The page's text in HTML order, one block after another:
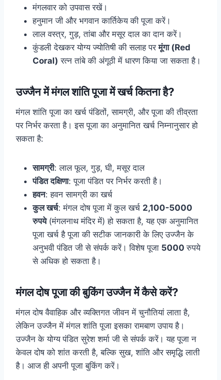
मंगलवार को उपवास रखें।
हनुमान जी और भगवान कार्तिकेय की पूजा करें।
लाल वस्त्र, गुड़, तांबा और मसूर दाल का दान करें।
कुंडली देखकर योग्य ज्योतिषी की सलाह परमूंगा (Red
Coral) रत्न तांबे की अंगूठी में धारण किया जा सकता है।
उज्जैन में मंगल शांति पूजा में खर्च कितना है?
मंगल शांति पूजा का खर्च पंडितों, सामग्री, और पूजा की तीव्रता
पर निर्भर करता है। इस पूजा का अनुमानित खर्च निम्नानुसार हो
सकता है:
सामग्री: लाल फूल, गुड़, घी, मसूर दाल
पंडित दक्षिणा: पूजा पंडित पर निर्भर करती है।
हवन: हवन सामग्री का खर्च
कुल खर्च: मंगल दोष पूजा में कुल खर्च 2,100-5000
रुपये(मंगलनाथ मंदिर में) हो सकता है, यह एक अनुमानित
पूजा खर्च है पूजा की सटीक जानकारी के लिए उज्जैन के
अनुभवी पंडित जी से संपर्क करें। विशेष पूजा 5000रुपये
से अधिक हो सकता है।
मंगल दोष पूजा की बुकिंग उज्जैन में कैसे करें?
मंगल दोष वैवाहिक और व्यक्तिगत जीवन में चुनौतियां लाता है,
लेकिन उज्जैन में मंगल शांति पूजा इसका रामबाण उपाय है।
उज्जैन के योग्य पंडित सुरेश शर्मा जी से संपर्क करें। यह पूजा न
केवल दोष को शांत करती है, बल्कि सुख, शांति और समृद्धि लाती
है। आज ही अपनी पूजा बुकिंग करें।